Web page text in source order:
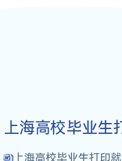
上海高校毕业
上海高校毕业生打印